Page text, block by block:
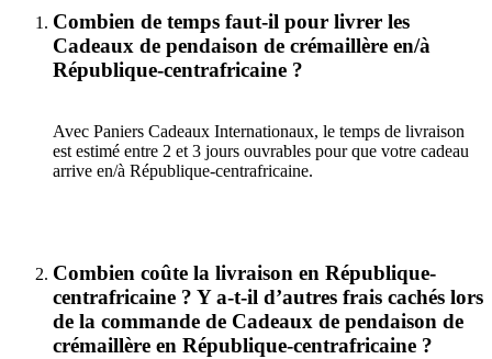
Combien de temps faut-il pour livrer les
Cadeaux de pendaison de crémaillère en/à
République-centrafricaine ?
Avec Paniers Cadeaux Internationaux, le temps de livraison
est estimé entre 2 et 3 jours ouvrables pour que votre cadeau
arrive en/à République-centrafricaine.
Combien coûte la livraison en République-
centrafricaine ? Y a-t-il d’autres frais cachés lors
de la commande de Cadeaux de pendaison de
crémaillère en République-centrafricaine ?